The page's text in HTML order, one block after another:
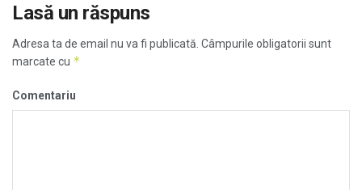
Lasă un răspuns
Adresa ta de email nu va fi publicată. Câmpurile obligatorii sunt
marcate cu *
Comentariu